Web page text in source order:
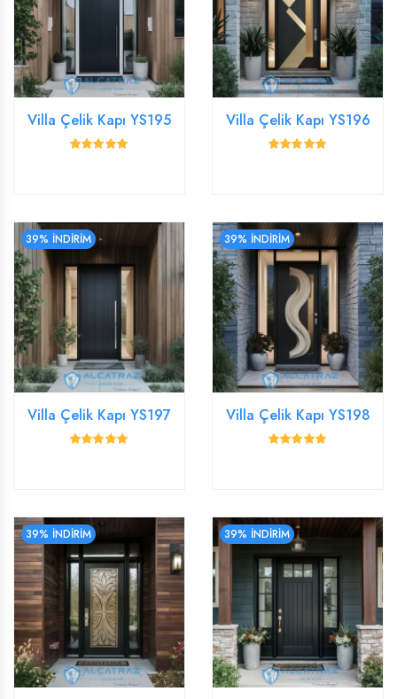
Villa Çelik Kapı YS195 Villa Çelik Kapı YS196
39% İNDİRİM
Villa Çelik Kapı YS197
39% İNDİRİM
Villa Çelik Kapı YS198
39% İNDİRİM 39% İNDİRİM